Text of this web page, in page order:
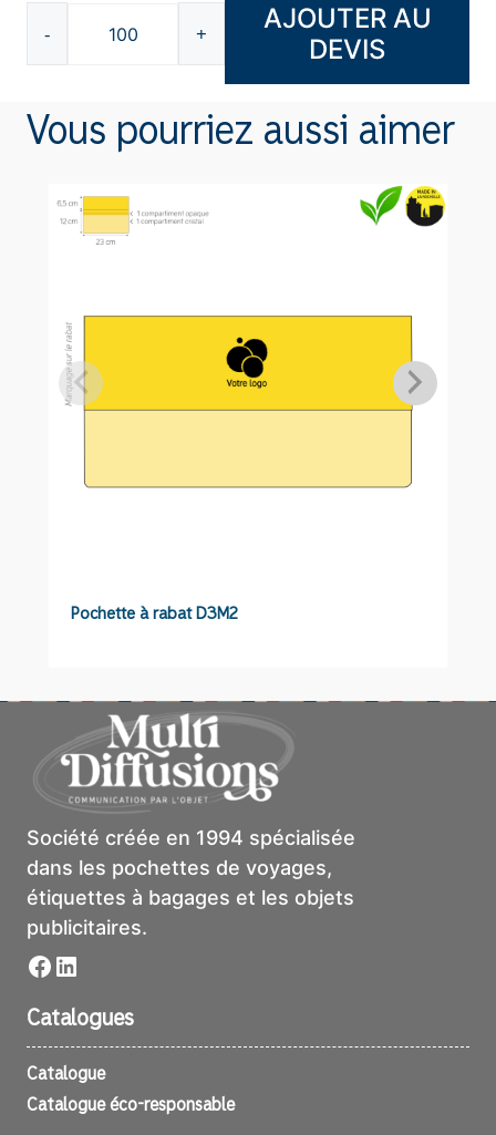
-
quantité
de
biodégradable
+
AJOUTER AU
DEVIS
Vous pourriez aussi aimer
Pochette à rabat D3M2
Société créée en 1994 spécialisée
dans les pochettes de voyages,
étiquettes à bagages et les objets
publicitaires.
Facebook
LinkedIn
Catalogues
Catalogue
Catalogue éco-responsable